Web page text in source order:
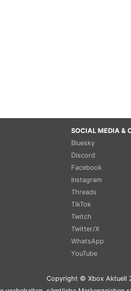
SOCIAL MEDIA &
Bluesky
Discord
Facebook
Instagram
Threads
TikTok
Twitch
Twitter/X
WhatsApp
YouTube
Copyright © Xbox Aktuell